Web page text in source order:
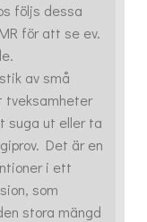
följs dessa
för att se ev.
av små
tveksamheter
suga ut eller ta
Det är en
i ett
som
stora mängd